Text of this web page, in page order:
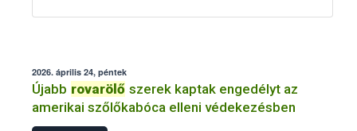
2026. április 24, péntek
Újabb rovarölő szerek kaptak engedélyt az
amerikai szőlőkabóca elleni védekezésben